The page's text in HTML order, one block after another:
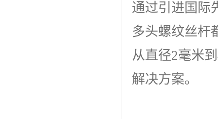
通过引进国际
多头螺纹丝杆
从直径2毫米
解决方案。